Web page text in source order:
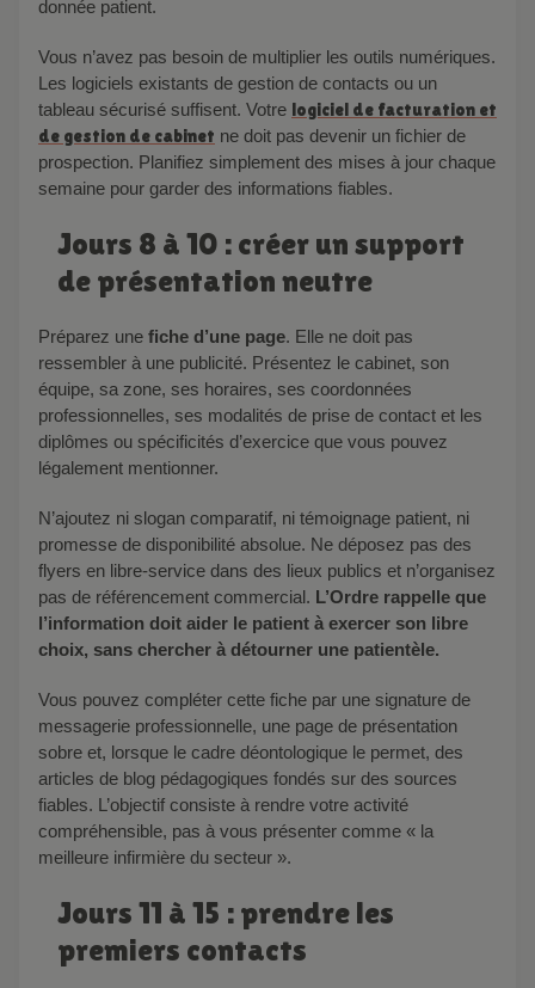
donnée patient.
Vous n’avez pas besoin de multiplier les outils numériques.
Les logiciels existants de gestion de contacts ou un
tableau sécurisé suffisent. Votre logiciel de facturation et
de gestion de cabinet ne doit pas devenir un fichier de
prospection. Planifiez simplement des mises à jour chaque
semaine pour garder des informations fiables.
Jours 8 à 10 : créer un support
de présentation neutre
Préparez une fiche d’une page. Elle ne doit pas
ressembler à une publicité. Présentez le cabinet, son
équipe, sa zone, ses horaires, ses coordonnées
professionnelles, ses modalités de prise de contact et les
diplômes ou spécificités d’exercice que vous pouvez
légalement mentionner.
N’ajoutez ni slogan comparatif, ni témoignage patient, ni
promesse de disponibilité absolue. Ne déposez pas des
flyers en libre-service dans des lieux publics et n’organisez
pas de référencement commercial. L’Ordre rappelle que
l’information doit aider le patient à exercer son libre
choix, sans chercher à détourner une patientèle.
Vous pouvez compléter cette fiche par une signature de
messagerie professionnelle, une page de présentation
sobre et, lorsque le cadre déontologique le permet, des
articles de blog pédagogiques fondés sur des sources
fiables. L’objectif consiste à rendre votre activité
compréhensible, pas à vous présenter comme « la
meilleure infirmière du secteur ».
Jours 11 à 15 : prendre les
premiers contacts